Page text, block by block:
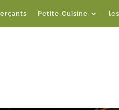
Petite Cuisine